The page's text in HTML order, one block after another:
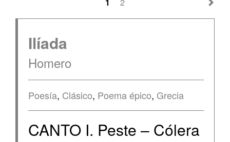
Ilíada
Homero
Poesía, Clásico, Poema épico, Grecia
CANTO I. Peste – Cólera